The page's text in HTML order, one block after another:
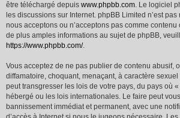
être téléchargé depuis www.phpbb.com. Le logiciel
les discussions sur Internet. phpBB Limited n’est
nous acceptons ou n’acceptons pas comme
de plus amples informations au sujet de phpBB,
https://www.phpbb.com/.
Vous acceptez de ne pas publier de contenu abusif,
diffamatoire, choquant, menaçant, à caractère
peut transgresser les lois de votre pays, du pays où
hébergé ou les lois internationales. Le faire peut
bannissement immédiat et permanent, avec une